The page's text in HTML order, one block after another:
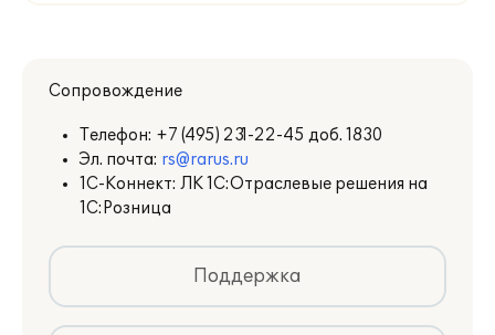
Сопровождение
Телефон: +7 (495) 231-22-45 доб. 1830
Эл. почта: rs@rarus.ru
1С-Коннект: ЛК 1С:Отраслевые решения на
1С:Розница
Поддержка